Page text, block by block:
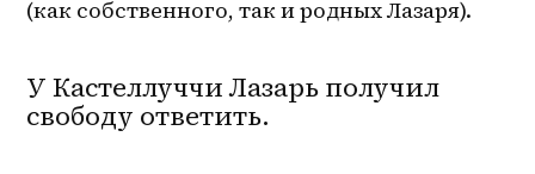
(как собственного, так и родных Лазаря).
У Кастеллуччи Лазарь получил
свободу ответить.